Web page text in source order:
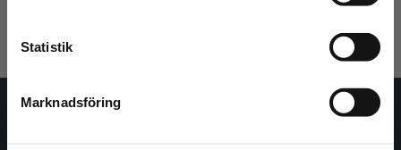
Statistik
Marknadsföring